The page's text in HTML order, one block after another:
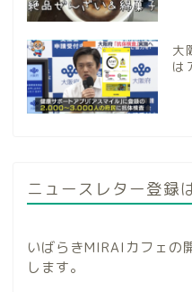
大
は
ニュースレター登録
いばらきMIRAIカフェの
します。